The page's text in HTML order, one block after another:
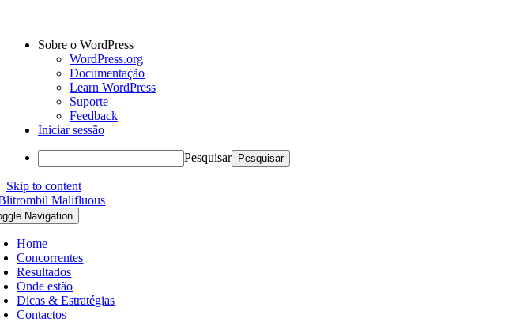
Sobre o WordPress
WordPress.org
Documentação
Learn WordPress
Suporte
Feedback
Iniciar sessão
Pesquisar
Skip to content
Navigation
Home
Concorrentes
Resultados
Onde estão
Dicas & Estratégias
Contactos